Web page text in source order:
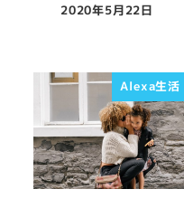
2020年5月22日
Alexa生活